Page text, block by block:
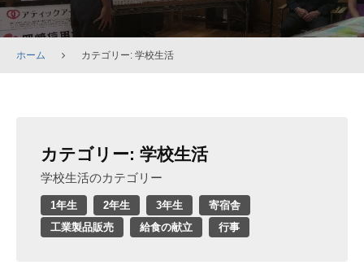
ホーム カテゴリー: 学校生活
カテゴリー: 学校生活
学校生活のカテゴリー
1年生 2年生 3年生
寄宿舎
工業製品販売
給食の献立 行事